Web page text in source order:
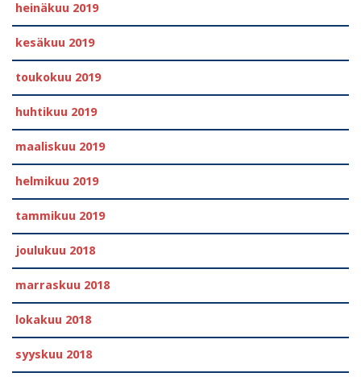
heinäkuu 2019
kesäkuu 2019
toukokuu 2019
huhtikuu 2019
maaliskuu 2019
helmikuu 2019
tammikuu 2019
joulukuu 2018
marraskuu 2018
lokakuu 2018
syyskuu 2018